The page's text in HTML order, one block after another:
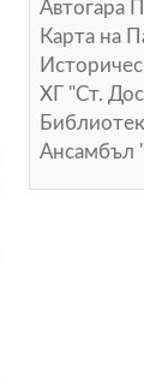
Автогара
Карта на
ХГ "Ст.
Ансамбъл